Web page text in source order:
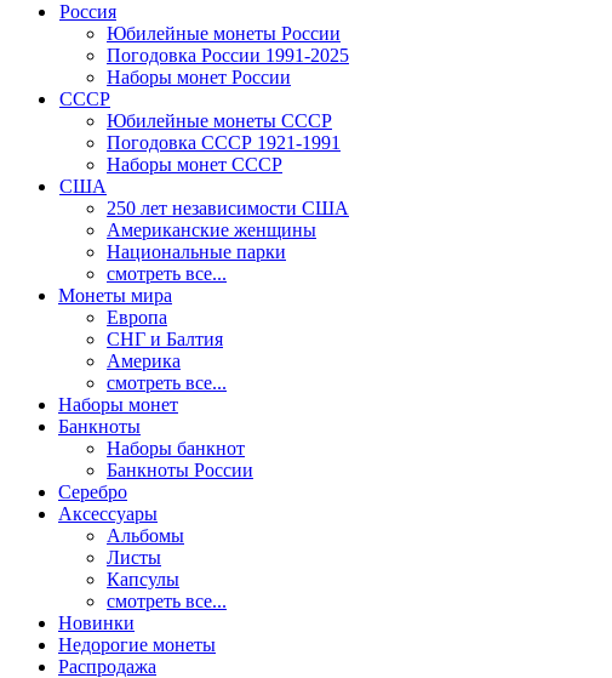
Россия
Юбилейные монеты России
Погодовка России 1991-2025
Наборы монет России
СССР
Юбилейные монеты СССР
Погодовка СССР 1921-1991
Наборы монет СССР
США
250 лет независимости США
Американские женщины
Национальные парки
смотреть все...
Монеты мира
Европа
СНГ и Балтия
Америка
смотреть все...
Наборы монет
Банкноты
Наборы банкнот
Банкноты России
Серебро
Аксессуары
Альбомы
Листы
Капсулы
смотреть все...
Новинки
Недорогие монеты
Распродажа